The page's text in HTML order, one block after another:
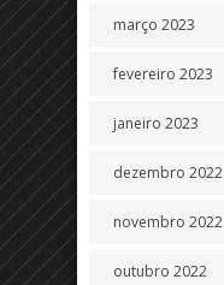
março 2023
fevereiro 2023
janeiro 2023
dezembro 2022
novembro 2022
outubro 2022